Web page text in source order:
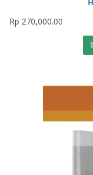
Rp 270,000.00